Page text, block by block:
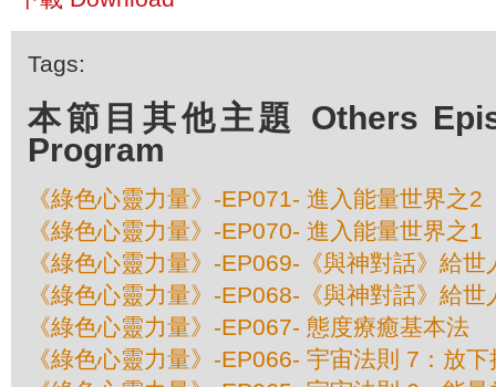
Tags:
本節目其他主題 Others
Program
《綠色心靈力量》-EP071- 進入能量世界之2
《綠色心靈力量》-EP070- 進入能量世界之1
《綠色心靈力量》-EP069-《與神對話》給
《綠色心靈力量》-EP068-《與神對話》給
《綠色心靈力量》-EP067- 態度療癒基本法
《綠色心靈力量》-EP066- 宇宙法則 7：放下